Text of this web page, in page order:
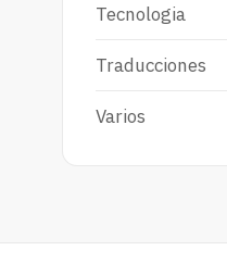
Tecnologia
Traducciones
Varios